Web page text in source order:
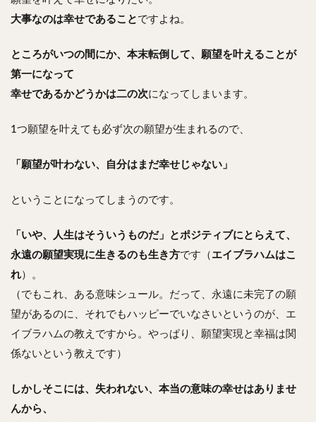
大事なのは幸せであること ですよね。
ところがいつの間にか、本末転倒して、願望を叶えることが
第一になって
幸せであるかどうかは二の次になってしまいます。
1つ願望を叶えても必ず次の願望が生まれるので、
「願望が叶わない、自分はまだ幸せじゃない」
ということになってしまうのです。
「いや、人生はそういうものだ」とポジティブにとらえて、
永遠の願望実現に生きるのも生き方です（ エイブラハムはこ
れ）。
（でもこれ、ある意味シュール。だって、永遠に未完了の願
望があるのに、それでもハッピーでいなさいというのが、エ
イブラハムの教えですから。やっぱり、願望実現と幸福は関
係ないという教えです）
しかしそこには、失われない、本当の意味の幸せはありませ
んから、